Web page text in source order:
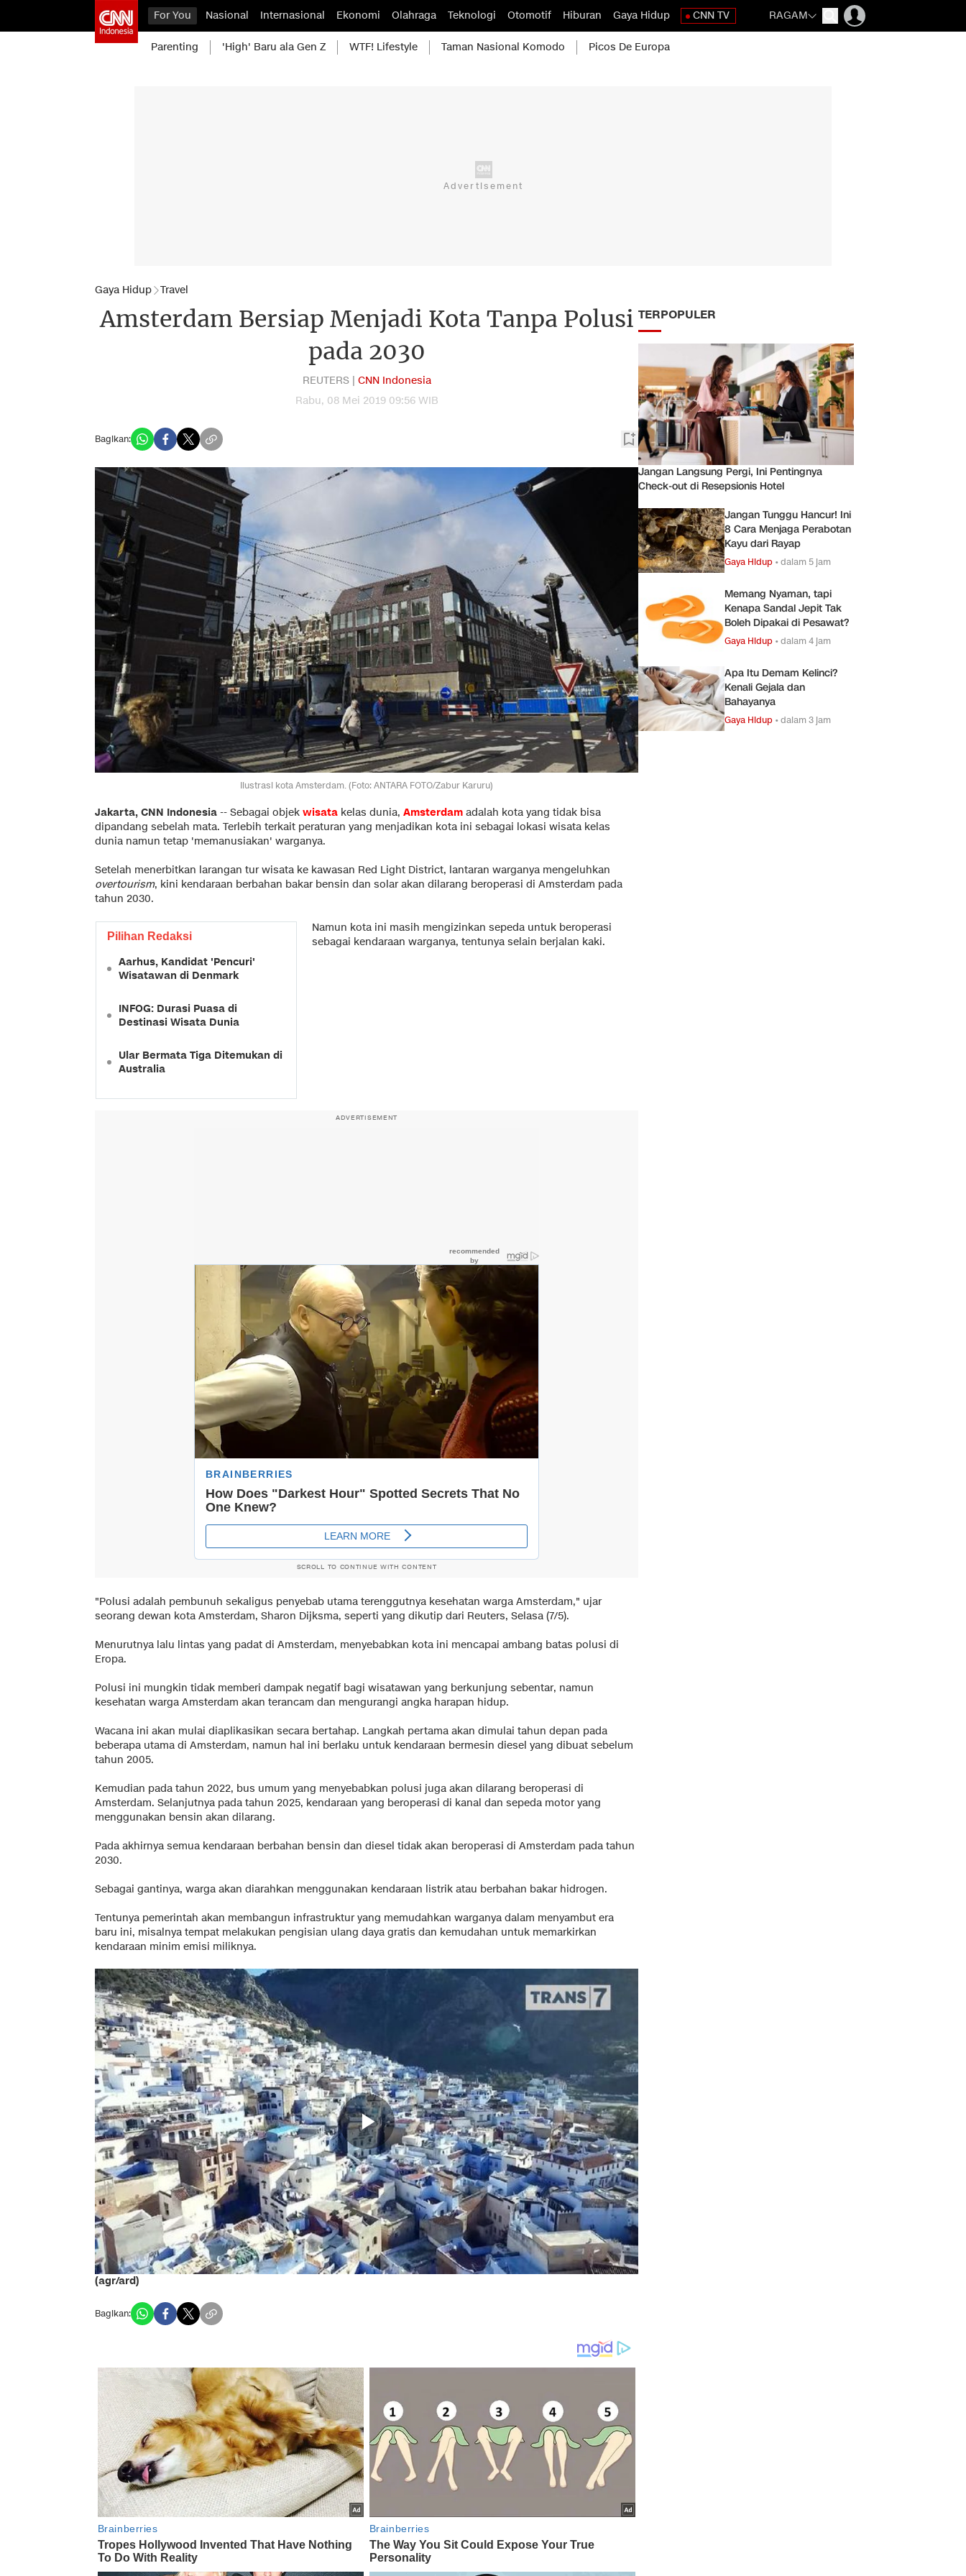
For You Nasional Internasional Ekonomi Olahraga Teknologi Otomotif Hiburan Gaya Hidup CNN TV RAGAM
Parenting 'High' Baru ala Gen Z WTF! Lifestyle Taman Nasional Komodo Picos De Europa
Gaya Hidup Travel
Amsterdam Bersiap Menjadi Kota Tanpa Polusi
pada 2030
REUTERS | CNN Indonesia
Rabu, 08 Mei 2019 09:56 WIB
Bagikan:
Ilustrasi kota Amsterdam. (Foto: ANTARA FOTO/Zabur Karuru)
Jakarta, CNN Indonesia -- Sebagai objek wisata kelas dunia, Amsterdam adalah kota yang tidak bisa
dipandang sebelah mata. Terlebih terkait peraturan yang menjadikan kota ini sebagai lokasi wisata kelas
dunia namun tetap 'memanusiakan' warganya.
Setelah menerbitkan larangan tur wisata ke kawasan Red Light District, lantaran warganya mengeluhkan
overtourism, kini kendaraan berbahan bakar bensin dan solar akan dilarang beroperasi di Amsterdam pada
tahun 2030.
Pilihan Redaksi
Aarhus, Kandidat 'Pencuri'
Wisatawan di Denmark
INFOG: Durasi Puasa di
Destinasi Wisata Dunia
Ular Bermata Tiga Ditemukan di
Australia
Namun kota ini masih mengizinkan sepeda untuk beroperasi
sebagai kendaraan warganya, tentunya selain berjalan kaki.
ADVERTISEMENT
SCROLL TO CONTINUE WITH CONTENT
"Polusi adalah pembunuh sekaligus penyebab utama terenggutnya kesehatan warga Amsterdam," ujar
seorang dewan kota Amsterdam, Sharon Dijksma, seperti yang dikutip dari Reuters, Selasa (7/5).
Menurutnya lalu lintas yang padat di Amsterdam, menyebabkan kota ini mencapai ambang batas polusi di
Eropa.
Polusi ini mungkin tidak memberi dampak negatif bagi wisatawan yang berkunjung sebentar, namun
kesehatan warga Amsterdam akan terancam dan mengurangi angka harapan hidup.
Wacana ini akan mulai diaplikasikan secara bertahap. Langkah pertama akan dimulai tahun depan pada
beberapa utama di Amsterdam, namun hal ini berlaku untuk kendaraan bermesin diesel yang dibuat sebelum
tahun 2005.
Kemudian pada tahun 2022, bus umum yang menyebabkan polusi juga akan dilarang beroperasi di
Amsterdam. Selanjutnya pada tahun 2025, kendaraan yang beroperasi di kanal dan sepeda motor yang
menggunakan bensin akan dilarang.
Pada akhirnya semua kendaraan berbahan bensin dan diesel tidak akan beroperasi di Amsterdam pada tahun
2030.
Sebagai gantinya, warga akan diarahkan menggunakan kendaraan listrik atau berbahan bakar hidrogen.
Tentunya pemerintah akan membangun infrastruktur yang memudahkan warganya dalam menyambut era
baru ini, misalnya tempat melakukan pengisian ulang daya gratis dan kemudahan untuk memarkirkan
kendaraan minim emisi miliknya.
(agr/ard)
Bagikan:
TERPOPULER
Jangan Langsung Pergi, Ini Pentingnya
Check-out di Resepsionis Hotel
Jangan Tunggu Hancur! Ini
8 Cara Menjaga Perabotan
Kayu dari Rayap
Gaya Hidup •dalam 5 jam
Memang Nyaman, tapi
Kenapa Sandal Jepit Tak
Boleh Dipakai di Pesawat?
Gaya Hidup •dalam 4 jam
Apa Itu Demam Kelinci?
Kenali Gejala dan
Bahayanya
Gaya Hidup •dalam 3 jam